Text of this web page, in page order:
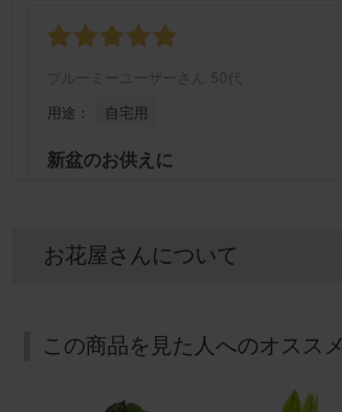
ブルーミーユーザーさん
50代
用途：
自宅用
新盆のお供えに
た、利用したいと思います。
お花屋さんについて
この商品を見た人へのオススメ